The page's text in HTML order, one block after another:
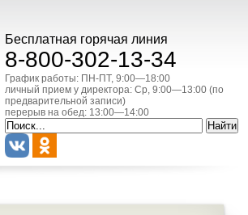
Бесплатная горячая линия
8-800-302-13-34
График работы: ПН-ПТ, 9:00—18:00
личный прием у директора: Ср, 9:00—13:00 (по
предварительной записи)
перерыв на обед: 13:00—14:00